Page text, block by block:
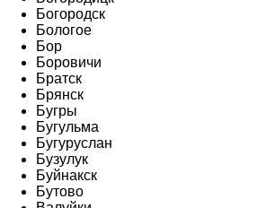
Богородск
Бологое
Бор
Боровичи
Братск
Брянск
Бугры
Бугульма
Бугуруслан
Бузулук
Буйнакск
Бутово